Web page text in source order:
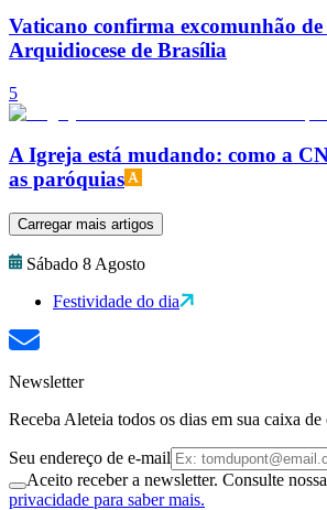
Vaticano confirma excomunhão de
Arquidiocese de Brasília
5
A Igreja está mudando: como a
as paróquias
Carregar mais artigos
Sábado 8 Agosto
Festividade do dia
Newsletter
Receba Aleteia todos os dias em sua caixa de
Seu endereço de e-mail
Aceito receber a newsletter. Consulte nossa
privacidade para saber mais.